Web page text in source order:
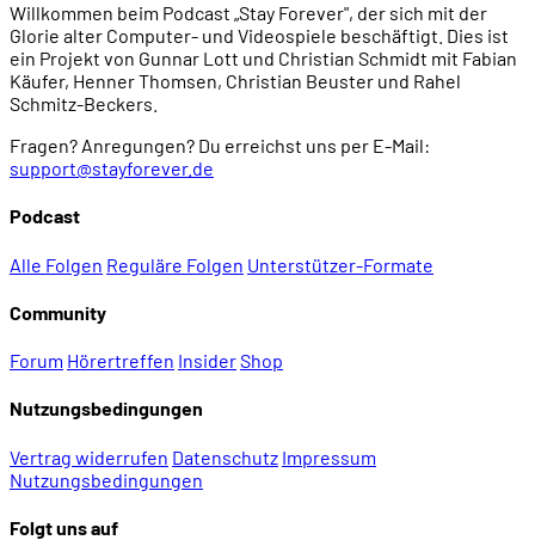
Willkommen beim Podcast „Stay Forever", der sich mit der
Glorie alter Computer- und Videospiele beschäftigt. Dies ist
ein Projekt von Gunnar Lott und Christian Schmidt mit Fabian
Käufer, Henner Thomsen, Christian Beuster und Rahel
Schmitz-Beckers.
Fragen? Anregungen? Du erreichst uns per E-Mail:
support@stayforever.de
Podcast
Alle Folgen Reguläre Folgen Unterstützer-Formate
Community
Forum Hörertreffen InsiderShop
Nutzungsbedingungen
Vertrag widerrufen Datenschutz Impressum
Nutzungsbedingungen
Folgt uns auf